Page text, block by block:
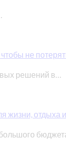
не
решений в…
жизни, отдыха